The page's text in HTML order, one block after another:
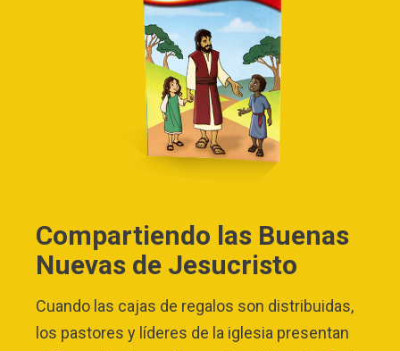
Compartiendo las Buenas
Nuevas de Jesucristo
Cuando las cajas de regalos son distribuidas,
los pastores y líderes de la iglesia presentan